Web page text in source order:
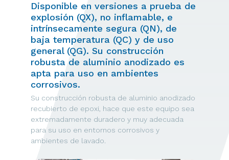
Disponible en versiones a prueba de
explosión (QX), no inflamable, e
intrínsecamente segura (QN), de
baja temperatura (QC) y de uso
general (QG). Su construcción
robusta de aluminio anodizado es
apta para uso en ambientes
corrosivos.
Su construcción robusta de aluminio anodizado
recubierto de epoxi, hace que este equipo sea
extremadamente duradero y muy adecuada
para su uso en entornos corrosivos y
ambientes de lavado.